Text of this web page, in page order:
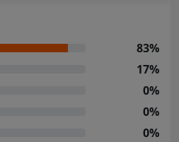
83%
17%
0%
0%
0%